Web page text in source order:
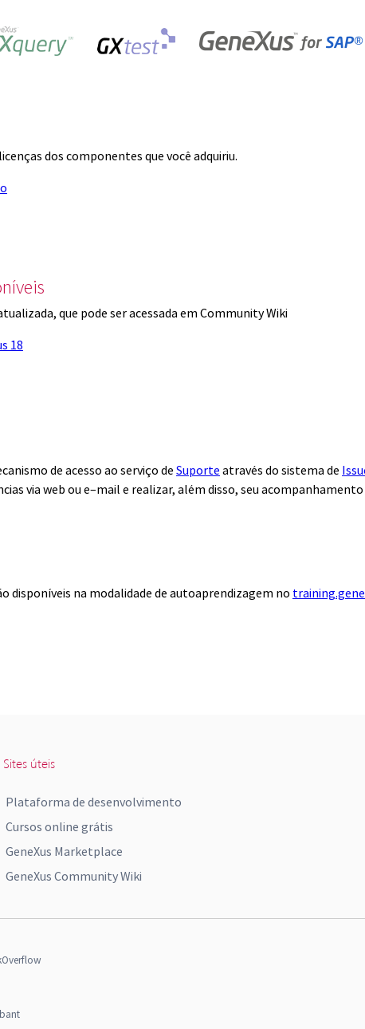
dos componentes que você adquiriu.
que pode ser acessada em Community Wiki
18
de acesso ao serviço de Suporte através do sistema de
via web ou e–mail e realizar, além disso, seu
disponíveis na modalidade de autoaprendizagem no
Sites úteis
Plataforma de desenvolvimento
Cursos online grátis
GeneXus Marketplace
GeneXus Community Wiki